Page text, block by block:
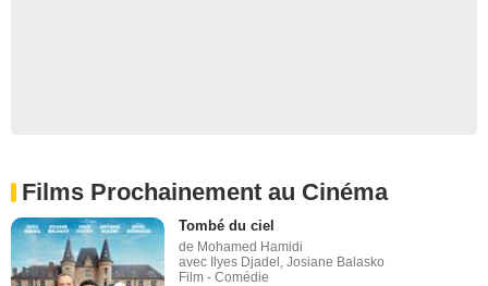
Films Prochainement au Cinéma
Tombé du ciel
de Mohamed Hamidi
avec Ilyes Djadel, Josiane Balasko
Film - Comédie